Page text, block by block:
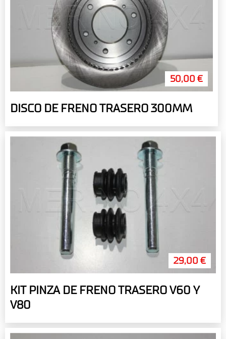
50,00 €
DISCO DE FRENO TRASERO 300MM
29,00 €
KIT PINZA DE FRENO TRASERO V60 Y
V80